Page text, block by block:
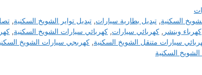
السكنية,تبديل بطارية سيارات,تبديل تواير الشويخ السكنية,
كهرباء وبنشر , كهربائي سيارات, كهربائي سيارات الشويخ السكنية,
سيارات متنقل الشويخ السكنية, كهربجي سيارات الشويخ
السكنية